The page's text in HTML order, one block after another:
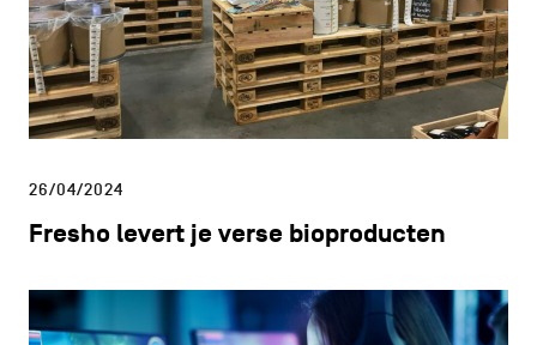
26/04/2024
Fresho levert je verse bioproducten